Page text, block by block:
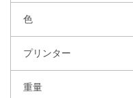
色
プリンター
重量